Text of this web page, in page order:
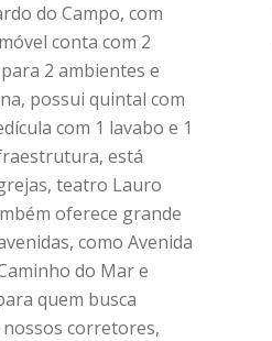
do Campo, com
conta com 2
2 ambientes e
possui quintal com
com 1 lavabo e 1
está
teatro Lauro
oferece grande
como Avenida
do Mar e
quem busca
nossos corretores,